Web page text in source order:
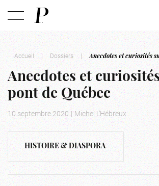
Accueil | Dossiers | Anecdotes et curiosités
Anecdotes et
pont de Québec
10 septembre 2020 | Michel L’Hébreux
HISTOIRE & DIASPORA